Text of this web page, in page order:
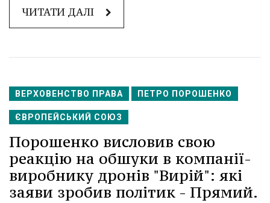
ЧИТАТИ ДАЛІ
ВЕРХОВЕНСТВО ПРАВА ПЕТРО ПОРОШЕНКО
ЄВРОПЕЙСЬКИЙ СОЮЗ
Порошенко висловив свою
реакцію на обшуки в компанії-
виробнику дронів "Вирій": які
заяви зробив політик - Прямий.